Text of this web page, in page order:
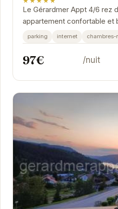
Le Gérardmer Appt 4/6 rez
appartement confortable et
Gérardmer. Il offre un cadre
vacances...
parking internet
97€ /nuit